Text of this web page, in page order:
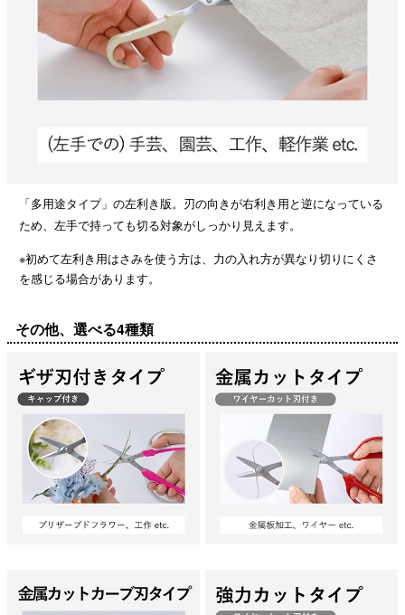
「多用途タイプ」の左利き版。刃の向きが右利き用と逆になっている
ため、左手で持っても切る対象がしっかり見えます。
※初めて左利き用はさみを使う方は、力の入れ方が異なり切りにくさ
を感じる場合があります。
その他、選べる4種類